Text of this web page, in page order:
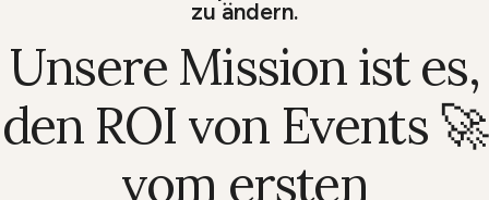
zu ändern.
Unsere Mission ist es,
den ROI von Events 🚀
vom ersten